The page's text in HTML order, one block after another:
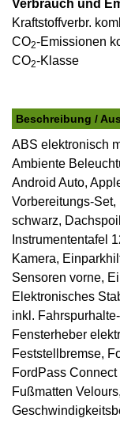
Verbrauch und
Kraftstoffverbr.
CO2-Emissionen
CO2-Klasse
Beschreibung /
ABS elektronisch
Ambiente
Android Auto,
Vorbereitungs-
schwarz,
Instrumententafel
Kamera,
Sensoren vorne,
Elektronisches
inkl.
Fensterheber
Feststellbremse,
FordPass
Fußmatten